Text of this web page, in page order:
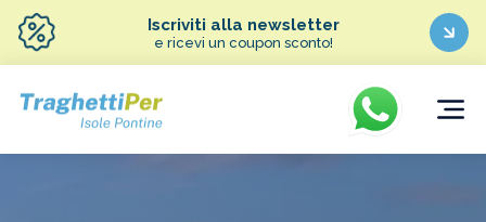
Iscriviti alla newsletter
e ricevi un coupon sconto!